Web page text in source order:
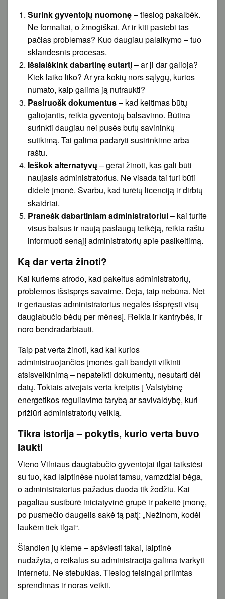
Surink gyventojų nuomonę– tiesiog pakalbėk.
Ne formaliai, o žmogiškai. Ar ir kiti pastebi tas
pačias problemas? Kuo daugiau palaikymo – tuo
sklandesnis procesas.
Išsiaiškink dabartinę sutartį– ar ji dar galioja?
Kiek laiko liko? Ar yra kokių nors sąlygų, kurios
numato, kaip galima ją nutraukti?
Pasiruošk dokumentus– kad keitimas būtų
galiojantis, reikia gyventojų balsavimo. Būtina
surinkti daugiau nei pusės butų savininkų
sutikimą. Tai galima padaryti susirinkime arba
raštu.
Ieškok alternatyvų – gerai žinoti, kas gali būti
naujasis administratorius. Ne visada tai turi būti
didelė įmonė. Svarbu, kad turėtų licenciją ir dirbtų
skaidriai.
Pranešk dabartiniam administratoriui– kai turite
visus balsus ir naują paslaugų teikėją, reikia raštu
informuoti senąjį administratorių apie pasikeitimą.
Ką dar verta žinoti?
Kai kuriems atrodo, kad pakeitus administratorių,
problemos išsispręs savaime. Deja, taip nebūna. Net
ir geriausias administratorius negalės išspręsti visų
daugiabučio bėdų per mėnesį. Reikia ir kantrybės, ir
noro bendradarbiauti.
Taip pat verta žinoti, kad kai kurios
administruojančios įmonės gali bandyti vilkinti
atsisveikinimą – nepateikti dokumentų, nesutarti dėl
datų. Tokiais atvejais verta kreiptis į Valstybinę
energetikos reguliavimo tarybą ar savivaldybę, kuri
prižiūri administratorių veiklą.
Tikra istorija – pokytis, kurio verta buvo
laukti
Vieno Vilniaus daugiabučio gyventojai ilgai taikstėsi
su tuo, kad laiptinėse nuolat tamsu, vamzdžiai bėga,
o administratorius pažadus duoda tik žodžiu. Kai
pagaliau susibūrė iniciatyvinė grupė ir pakeitė įmonę,
po pusmečio daugelis sakė tą patį: „Nežinom, kodėl
laukėm tiek ilgai“.
Šiandien jų kieme – apšviesti takai, laiptinė
nudažyta, o reikalus su administracija galima tvarkyti
internetu. Ne stebuklas. Tiesiog teisingai priimtas
sprendimas ir noras veikti.